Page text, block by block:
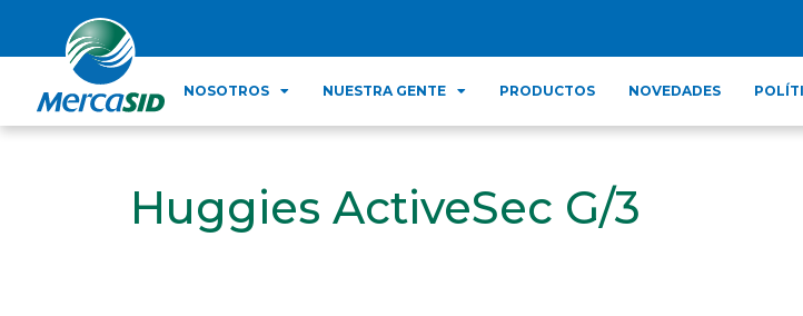
NOSOTROS NUESTRA GENTE PRODUCTOS NOVEDADES
Huggies ActiveSec G/3